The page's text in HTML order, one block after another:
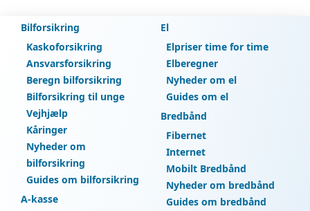
Bilforsikring
Kaskoforsikring
Ansvarsforsikring
Beregn bilforsikring
Bilforsikring til unge
Vejhjælp
Kåringer
Nyheder om
bilforsikring
Guides om bilforsikring
A-kasse
El
Elpriser time for time
Elberegner
Nyheder om el
Guides om el
Bredbånd
Fibernet
Internet
Mobilt Bredbånd
Nyheder om bredbånd
Guides om bredbånd